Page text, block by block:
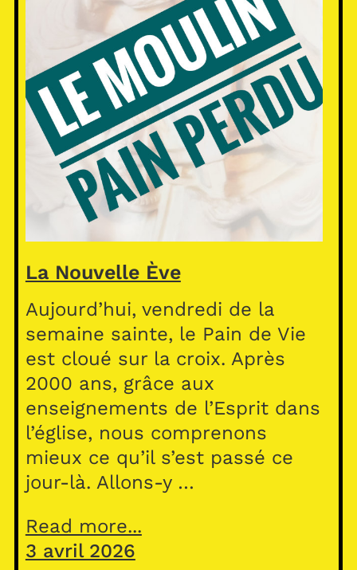
La Nouvelle Ève
Aujourd’hui, vendredi de la
semaine sainte, le Pain de Vie
est cloué sur la croix. Après
2000 ans, grâce aux
enseignements de l’Esprit dans
l’église, nous comprenons
mieux ce qu’il s’est passé ce
jour-là. Allons-y …
Read more...
3 avril 2026